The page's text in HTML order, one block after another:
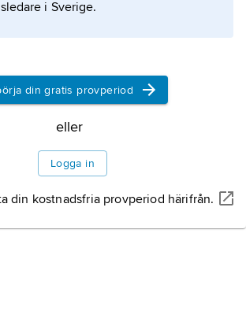
i Sverige.
din gratis provperiod
eller
Logga in
din kostnadsfria provperiod härifrån.